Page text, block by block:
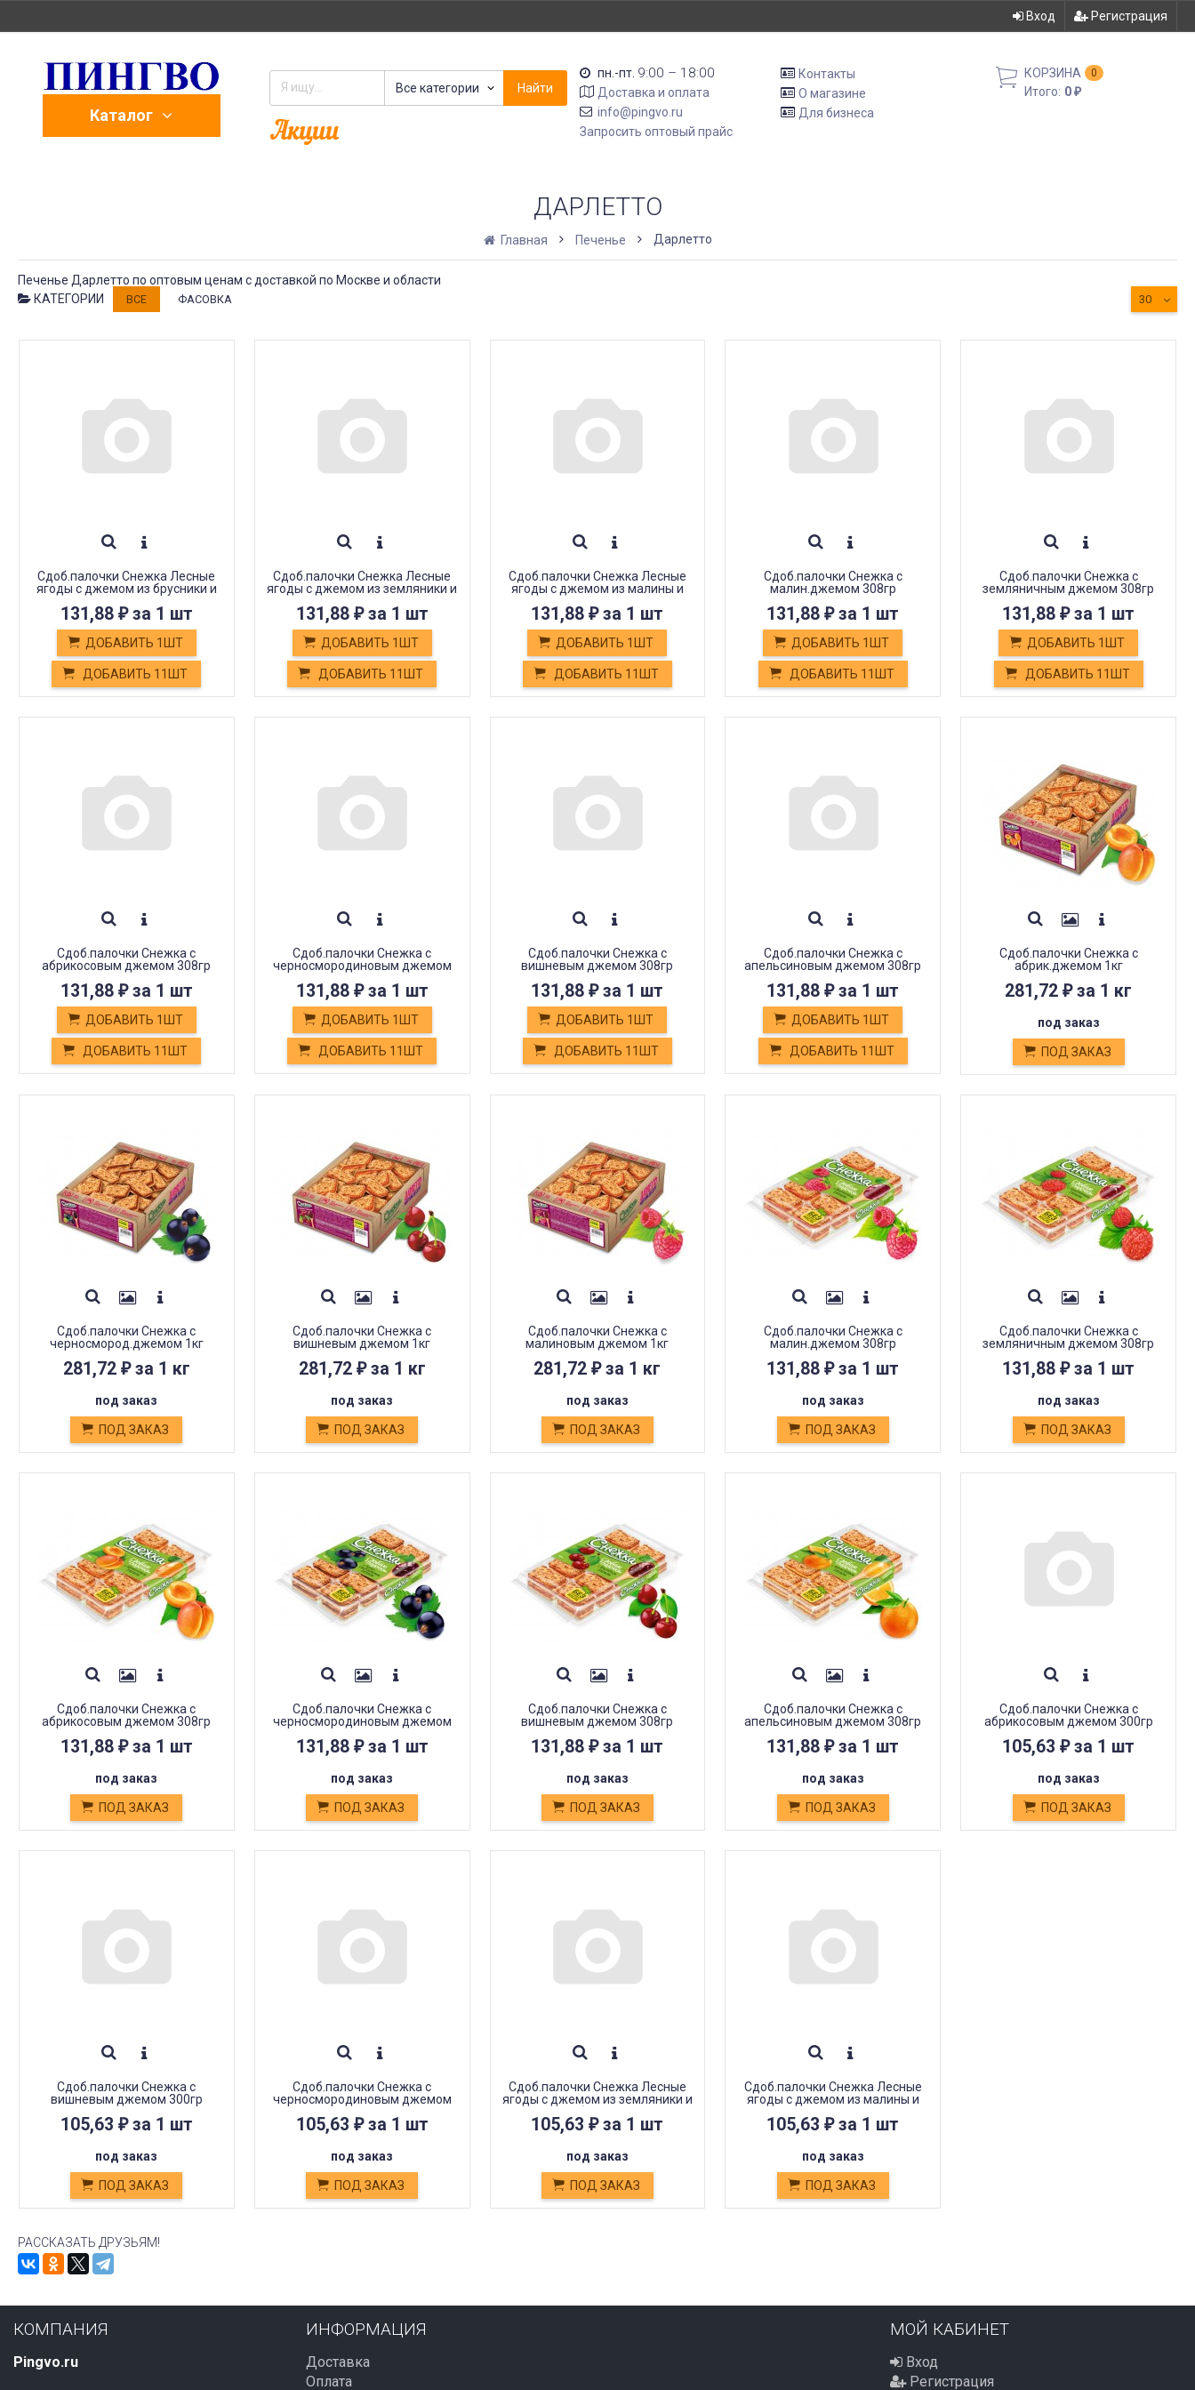
Вход Регистрация
Каталог
Все категории Найти
пн.-пт. 9:00 – 18:00
Доставка и оплата
info@pingvo.ru
Запросить оптовый прайс
Контакты
О магазине
Для бизнеса
КОРЗИНА 0
Итого: 0₽
ДАРЛЕТТО
Главная Печенье Дарлетто
Печенье Дарлетто по оптовым ценам с доставкой по Москве и области
КАТЕГОРИИ
ВСЕ ФАСОВКА 30
Сдоб.палочки Снежка Лесные
ягоды с джемом из брусники и
131,88 ₽за 1 шт
ДОБАВИТЬ 1ШТ
ДОБАВИТЬ 11ШТ
Сдоб.палочки Снежка Лесные
ягоды с джемом из земляники и
131,88 ₽за 1 шт
ДОБАВИТЬ 1ШТ
ДОБАВИТЬ 11ШТ
Сдоб.палочки Снежка Лесные
ягоды с джемом из малины и
131,88₽за 1 шт
ДОБАВИТЬ 1ШТ
ДОБАВИТЬ 11ШТ
Сдоб.палочки Снежка с
малин.джемом 308гр
131,88₽за 1 шт
ДОБАВИТЬ 1ШТ
ДОБАВИТЬ 11ШТ
Сдоб.палочки Снежка с
земляничным джемом 308гр
131,88₽за 1 шт
ДОБАВИТЬ 1ШТ
ДОБАВИТЬ 11ШТ
Сдоб.палочки Снежка с
абрикосовым джемом 308гр
131,88 ₽за 1 шт
ДОБАВИТЬ 1ШТ
ДОБАВИТЬ 11ШТ
Сдоб.палочки Снежка с
черносмородиновым джемом
131,88 ₽за 1 шт
ДОБАВИТЬ 1ШТ
ДОБАВИТЬ 11ШТ
Сдоб.палочки Снежка с
вишневым джемом 308гр
131,88₽за 1 шт
ДОБАВИТЬ 1ШТ
ДОБАВИТЬ 11ШТ
Сдоб.палочки Снежка с
апельсиновым джемом 308гр
131,88₽за 1 шт
ДОБАВИТЬ 1ШТ
ДОБАВИТЬ 11ШТ
Сдоб.палочки Снежка с
абрик.джемом 1кг
281,72₽за 1 кг
под заказ
ПОД ЗАКАЗ
Сдоб.палочки Снежка с
черносмород.джемом 1кг
281,72 ₽за 1 кг
под заказ
ПОД ЗАКАЗ
Сдоб.палочки Снежка с
вишневым джемом 1кг
281,72 ₽за 1 кг
под заказ
ПОД ЗАКАЗ
Сдоб.палочки Снежка с
малиновым джемом 1кг
281,72₽за 1 кг
под заказ
ПОД ЗАКАЗ
Сдоб.палочки Снежка с
малин.джемом 308гр
131,88₽за 1 шт
под заказ
ПОД ЗАКАЗ
Сдоб.палочки Снежка с
земляничным джемом 308гр
131,88₽за 1 шт
под заказ
ПОД ЗАКАЗ
Сдоб.палочки Снежка с
абрикосовым джемом 308гр
131,88 ₽за 1 шт
под заказ
ПОД ЗАКАЗ
Сдоб.палочки Снежка с
черносмородиновым джемом
131,88 ₽за 1 шт
под заказ
ПОД ЗАКАЗ
Сдоб.палочки Снежка с
вишневым джемом 308гр
131,88₽за 1 шт
под заказ
ПОД ЗАКАЗ
Сдоб.палочки Снежка с
апельсиновым джемом 308гр
131,88₽за 1 шт
под заказ
ПОД ЗАКАЗ
Сдоб.палочки Снежка с
абрикосовым джемом 300гр
105,63₽за 1 шт
под заказ
ПОД ЗАКАЗ
Сдоб.палочки Снежка с
вишневым джемом 300гр
105,63 ₽за 1 шт
под заказ
ПОД ЗАКАЗ
Сдоб.палочки Снежка с
черносмородиновым джемом
105,63 ₽за 1 шт
под заказ
ПОД ЗАКАЗ
Сдоб.палочки Снежка Лесные
ягоды с джемом из земляники и
105,63₽за 1 шт
под заказ
ПОД ЗАКАЗ
Сдоб.палочки Снежка Лесные
ягоды с джемом из малины и
105,63₽за 1 шт
под заказ
ПОД ЗАКАЗ
РАССКАЗАТЬ ДРУЗЬЯМ!
КОМПАНИЯ
Pingvo.ru
ИНФОРМАЦИЯ
Доставка
Оплата
МОЙ КАБИНЕТ
Вход
Регистрация